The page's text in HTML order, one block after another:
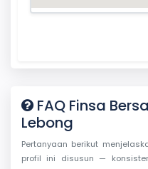
FAQ Finsa
Lebong
Pertanyaan berikut
profil ini disusun —